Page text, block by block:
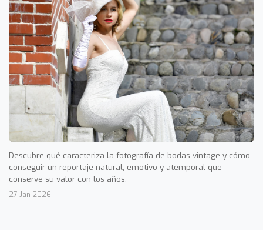
Descubre qué caracteriza la fotografía de bodas vintage y cómo
conseguir un reportaje natural, emotivo y atemporal que
conserve su valor con los años.
27 Jan 2026